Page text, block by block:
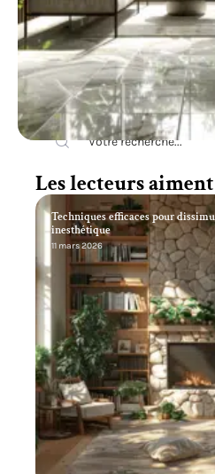
Recherche
Les lecteurs aiment
Techniques efficaces pour
inesthétique
11 mars 2026